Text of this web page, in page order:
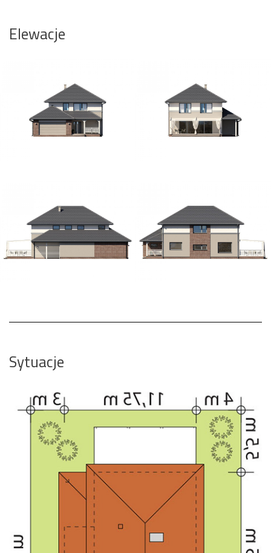
Elewacje
Sytuacje